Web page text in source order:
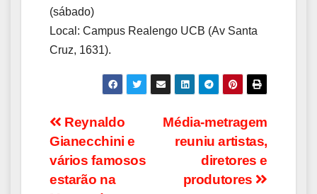
(sábado)
Local: Campus Realengo UCB (Av Santa
Cruz, 1631).
Navegação
de
Post
Média-metragem
reuniu artistas,
diretores e
produtores
Reynaldo
Gianecchini e
vários famosos
estarão na